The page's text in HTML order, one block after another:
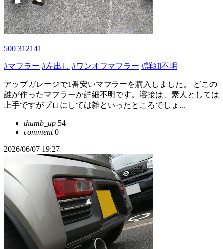
500 312141
#マフラー #左出し #ワンオフマフラー #詳細不明
アップガレージで1番安いマフラーを購入しました。 どこの
誰が作ったマフラーか詳細不明です。溶接は、素人としては
上手ですがプロにしては雑といったところでしょ...
thumb_up 54
comment0
2026/06/07 19:27